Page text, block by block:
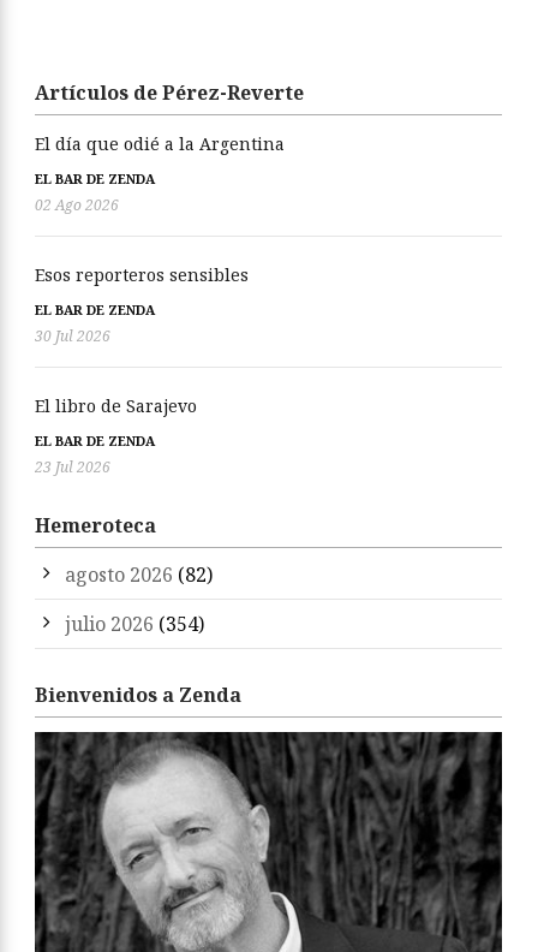
Artículos de Pérez-Reverte
El día que odié a la Argentina
EL BAR DE ZENDA
02 Ago 2026
Esos reporteros sensibles
EL BAR DE ZENDA
30 Jul 2026
El libro de Sarajevo
EL BAR DE ZENDA
23 Jul 2026
Hemeroteca
agosto 2026 (82)
julio 2026 (354)
Bienvenidos a Zenda